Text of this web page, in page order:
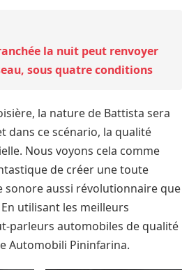
la nuit peut renvoyer
sous quatre conditions
la nature de Battista sera
dans ce scénario, la qualité
Nous voyons cela comme
de créer une toute
sonore aussi révolutionnaire que
utilisant les meilleurs
parleurs automobiles de qualité
Automobili Pininfarina.